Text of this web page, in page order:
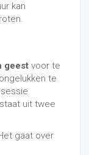
kan
geest voor te
te
uit twee
gaat over